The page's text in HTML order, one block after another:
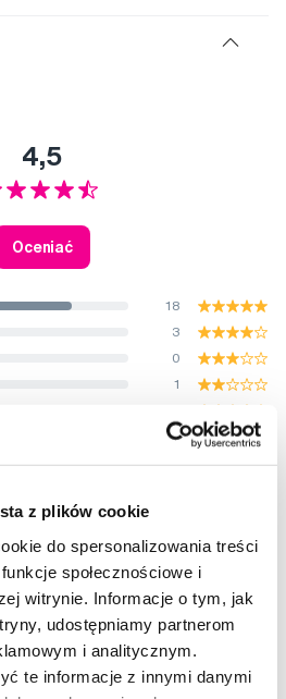
z plików cookie
do spersonalizowania treści
społecznościowe i
witrynie. Informacje o tym, jak
udostępniamy partnerom
i analitycznym.
te informacje z innymi danymi
4,5
Oceniać
18
3
0
1
produkty
3-5 Design Serduszka
3-5 Babiators